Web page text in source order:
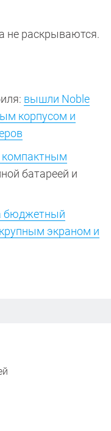
не раскрываются.
вышли Noble
корпусом и
компактным
батареей и
бюджетный
экраном и